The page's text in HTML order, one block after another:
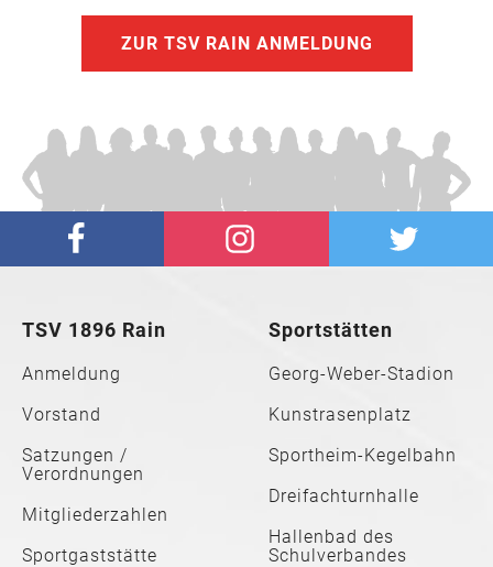
ZUR TSV RAIN ANMELDUNG
TSV 1896 Rain
Anmeldung
Vorstand
Satzungen /
Verordnungen
Mitgliederzahlen
Sportgaststätte
Sportstätten
Georg-Weber-Stadion
Kunstrasenplatz
Sportheim-Kegelbahn
Dreifachturnhalle
Hallenbad des
Schulverbandes